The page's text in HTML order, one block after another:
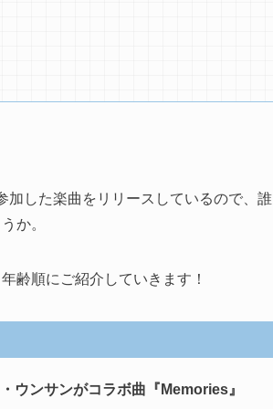
加した楽曲をリリースしているので、誰
か。
齢順にご紹介していきます！
ウンサンがコラボ曲『Memories』